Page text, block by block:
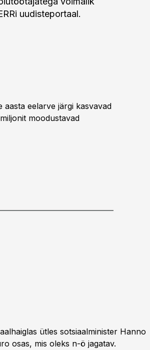
uudisteportaal.
aasta eelarve järgi kasvavad
moodustavad
ütles sotsiaalminister Hanno
osas, mis oleks n-ö jagatav.